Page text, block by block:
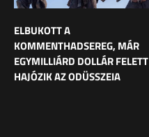
ELBUKOTT A
KOMMENTHADSEREG, MÁR
EGYMILLIÁRD DOLLÁR FELETT
HAJÓZIK AZ ODÜSSZEIA